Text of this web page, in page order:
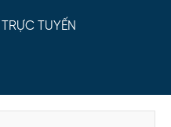
TUYẾN